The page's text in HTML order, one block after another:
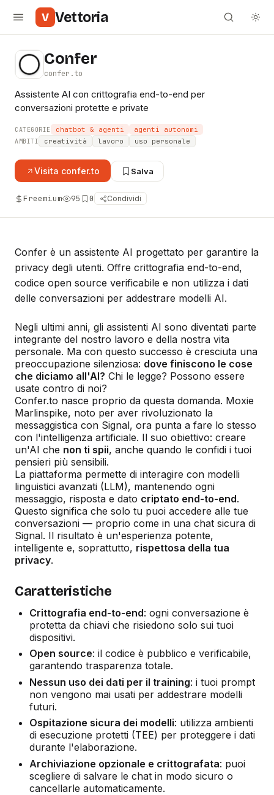
V Vettoria
Confer
confer.to
Assistente AI con crittografia end-to-end per
conversazioni protette e private
CATEGORIE chatbot & agenti agenti autonomi
AMBITI creatività lavoro uso personale
Visita confer.to Salva
Freemium 95 0 Condividi
Confer è un assistente AI progettato per garantire la
privacy degli utenti. Offre crittografia end-to-end,
codice open source verificabile e non utilizza i dati
delle conversazioni per addestrare modelli AI.
Negli ultimi anni, gli assistenti AI sono diventati parte
integrante del nostro lavoro e della nostra vita
personale. Ma con questo successo è cresciuta una
preoccupazione silenziosa: dove finiscono le cose
che diciamo all'AI? Chi le legge? Possono essere
usate contro di noi?
Confer.to nasce proprio da questa domanda. Moxie
Marlinspike, noto per aver rivoluzionato la
messaggistica con Signal, ora punta a fare lo stesso
con l'intelligenza artificiale. Il suo obiettivo: creare
un'AI che non ti spii, anche quando le confidi i tuoi
pensieri più sensibili.
La piattaforma permette di interagire con modelli
linguistici avanzati (LLM), mantenendo ogni
messaggio, risposta e dato criptato end-to-end.
Questo significa che solo tu puoi accedere alle tue
conversazioni — proprio come in una chat sicura di
Signal. Il risultato è un'esperienza potente,
intelligente e, soprattutto, rispettosa della tua
privacy.
Caratteristiche
Crittografia end-to-end: ogni conversazione è
protetta da chiavi che risiedono solo sui tuoi
dispositivi.
Open source: il codice è pubblico e verificabile,
garantendo trasparenza totale.
Nessun uso dei dati per il training: i tuoi prompt
non vengono mai usati per addestrare modelli
futuri.
Ospitazione sicura dei modelli: utilizza ambienti
di esecuzione protetti (TEE) per proteggere i dati
durante l'elaborazione.
Archiviazione opzionale e crittografata: puoi
scegliere di salvare le chat in modo sicuro o
cancellarle automaticamente.